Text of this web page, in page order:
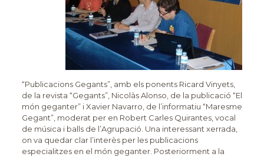
“Publicacions Gegants”, amb els ponents Ricard Vinyets,
de la revista “Gegants”, Nicolàs Alonso, de la publicació “El
món geganter” i Xavier Navarro, de l’informatiu “Maresme
Gegant”, moderat per en Robert Carles Quirantes, vocal
de música i balls de l’Agrupació. Una interessant xerrada,
on va quedar clar l’interès per les publicacions
especialitzes en el món geganter. Posteriorment a la